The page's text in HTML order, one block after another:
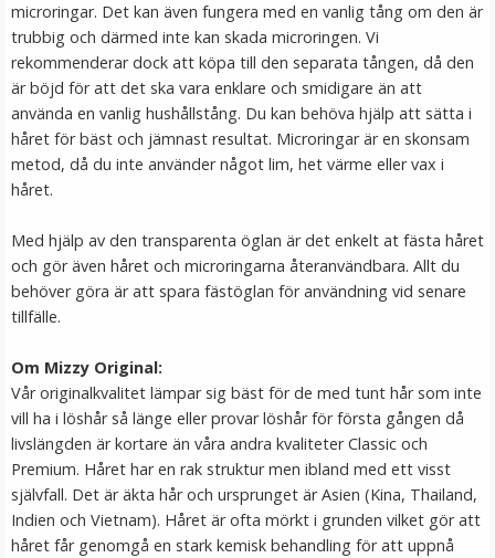
★★★★★
microringar. Det kan även fungera med en vanlig tång om den är
trubbig och därmed inte kan skada microringen. Vi
rekommenderar dock att köpa till den separata tången, då den
är böjd för att det ska vara enklare och smidigare än att
använda en vanlig hushållstång. Du kan behöva hjälp att sätta i
håret för bäst och jämnast resultat. Microringar är en skonsam
metod, då du inte använder något lim, het värme eller vax i
håret.
Med hjälp av den transparenta öglan är det enkelt at fästa håret
och gör även håret och microringarna återanvändbara. Allt du
behöver göra är att spara fästöglan för användning vid senare
tillfälle.
Om Mizzy Original:
Vår originalkvalitet lämpar sig bäst för de med tunt hår som inte
vill ha i löshår så länge eller provar löshår för första gången då
livslängden är kortare än våra andra kvaliteter Classic och
Premium. Håret har en rak struktur men ibland med ett visst
självfall. Det är äkta hår och ursprunget är Asien (Kina, Thailand,
Indien och Vietnam). Håret är ofta mörkt i grunden vilket gör att
håret får genomgå en stark kemisk behandling för att uppnå